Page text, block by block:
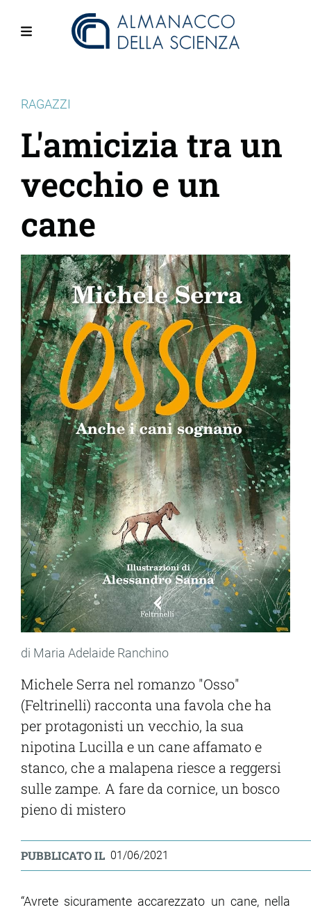
RAGAZZI
L'amicizia tra un
vecchio e un
cane
di Maria Adelaide Ranchino
Michele Serra nel romanzo "Osso"
(Feltrinelli) racconta una favola che ha
per protagonisti un vecchio, la sua
nipotina Lucilla e un cane affamato e
stanco, che a malapena riesce a reggersi
sulle zampe. A fare da cornice, un bosco
pieno di mistero
PUBBLICATO IL 01/06/2021
“Avrete sicuramente accarezzato un cane, nella